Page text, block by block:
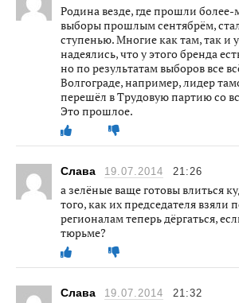
Родина везде, где прошли более-
выборы прошлым сентябрём,
ступенью. Многие как там, так и
надеялись, что у этого бренда
но по результатам выборов все
Волгограде, например, лидер
перешёл в Трудовую партию со
Это прошлое.
Слава 19.07.2014 21:26
а зелёные ваще готовы влиться
того, как их председателя взяли
регионалам теперь дёргаться,
тюрьме?
Слава 19.07.2014 21:32